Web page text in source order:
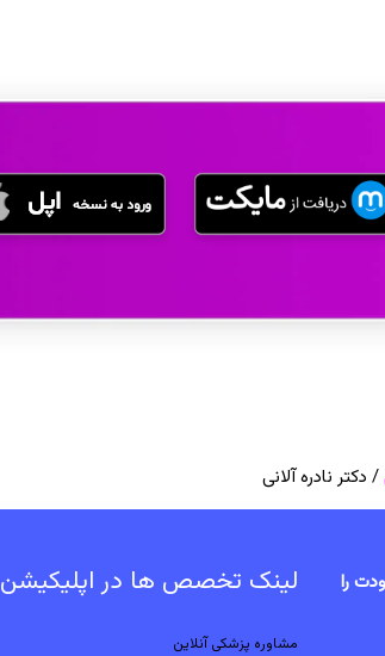
/ دکتر نادره آلانی
را
لینک تخصص ها در اپلیکیشن
مشاوره پزشکی آنلاین